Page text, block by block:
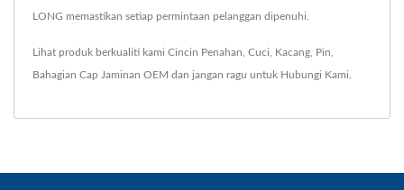
LONG memastikan setiap permintaan pelanggan dipenuhi.
Lihat produk berkualiti kami Cincin Penahan Cuci Kacang Pin
Bahagian Cap Jaminan OEM dan jangan ragu untuk Hubungi Kami